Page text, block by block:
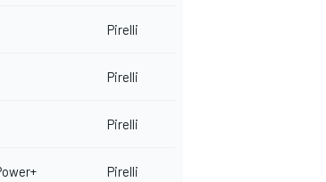
Pirelli
Pirelli
Pirelli
Pirelli